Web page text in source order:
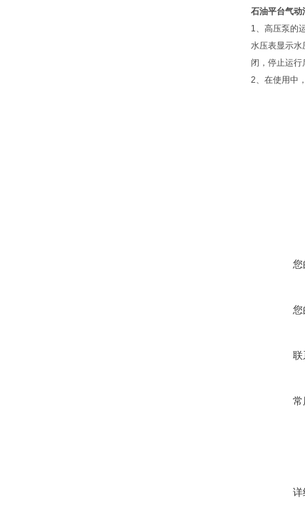
石油平台气动
1、高压泵的
水压表显示水
闭，停止运行
2、在使用中
您
您
联
常
详